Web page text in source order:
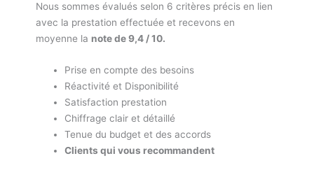
Nous sommes évalués selon 6 critères précis en lien
avec la prestation effectuée et recevons en
moyenne la note de 9,4 / 10.
Prise en compte des besoins
Réactivité et Disponibilité
Satisfaction prestation
Chiffrage clair et détaillé
Tenue du budget et des accords
Clients qui vous recommandent